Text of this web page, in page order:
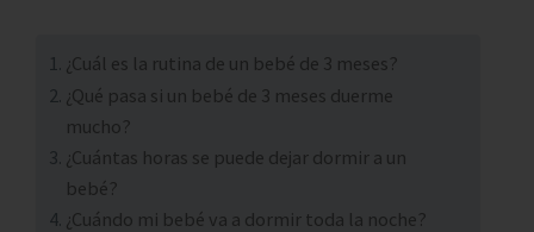
¿Cuál es la rutina de un bebé de 3 meses?
¿Qué pasa si un bebé de 3 meses duerme
mucho?
¿Cuántas horas se puede dejar dormir a un
bebé?
¿Cuándo mi bebé va a dormir toda la noche?